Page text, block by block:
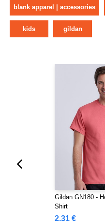
blank apparel | accessories
kids gildan
Gildan GN180 -
Shirt
2.31 €